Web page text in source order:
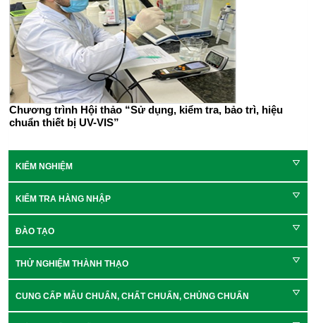
Chương trình Hội thảo “Sử dụng, kiểm tra, bảo trì, hiệu
chuẩn thiết bị UV-VIS”
KIỂM NGHIỆM
KIỂM TRA HÀNG NHẬP
ĐÀO TẠO
THỬ NGHIỆM THÀNH THẠO
CUNG CẤP MẪU CHUẨN, CHẤT CHUẨN, CHỦNG CHUẨN